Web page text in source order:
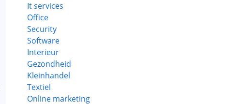
It services
Office
Security
Software
Interieur
Gezondheid
Kleinhandel
Textiel
Online marketing